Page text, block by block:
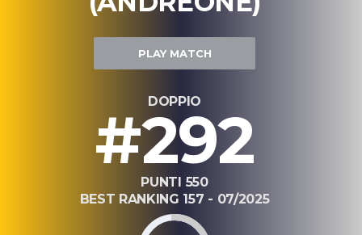
PLAY MATCH
DOPPIO
#292
PUNTI 550
BEST RANKING 157 - 07/2025